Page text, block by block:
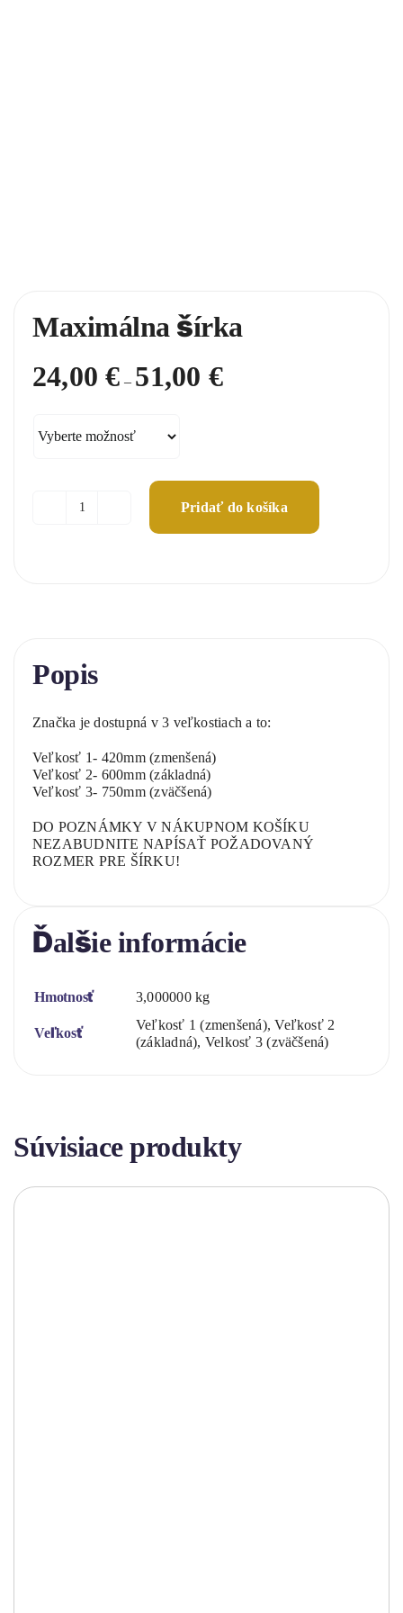
Maximálna šírka
24,00€ – 51,00 €Price
range:
množstvo
Pridať do košíka
Popis
Značka je dostupná v 3 veľkostiach a to:
Veľkosť 1- 420mm (zmenšená)
Veľkosť 2- 600mm (základná)
Veľkosť 3- 750mm (zväčšená)
DO POZNÁMKY V NÁKUPNOM KOŠÍKU
NEZABUDNITE NAPÍSAŤ POŽADOVANÝ
ROZMER PRE ŠÍRKU!
Ďalšie informácie
Hmotnosť 3,000000 kg
Veľkosť
Veľkosť 1 (zmenšená), Veľkosť 2
(základná), Velkosť 3 (zväčšená)
Súvisiace produkty